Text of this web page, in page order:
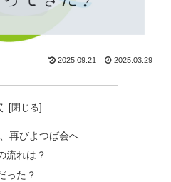
2025.09.21 2025.03.29
再びよつば会へ
流れは？
った？